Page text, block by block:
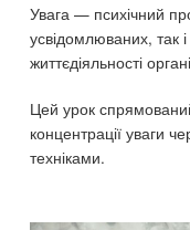
Увага — психічний
усвідомлюваних, так
життєдіяльності
Цей урок
концентрації уваги
техніками.